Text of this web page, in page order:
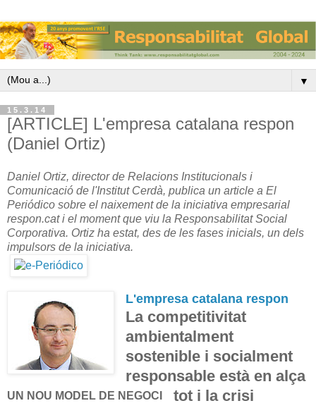
▼
15.3.14
[ARTICLE] L'empresa catalana respon
(Daniel Ortiz)
Daniel Ortiz, director de Relacions Institucionals i
Comunicació de l'Institut Cerdà, publica un article a El
Periódico sobre el naixement de la iniciativa empresarial
respon.cat i el moment que viu la Responsabilitat Social
Corporativa. Ortiz ha estat, des de les fases inicials, un dels
impulsors de la iniciativa.
UN NOU MODEL DE NEGOCI
L'empresa catalana respon
La competitivitat
ambientalment
sostenible i socialment
responsable està en alça
tot i la crisi